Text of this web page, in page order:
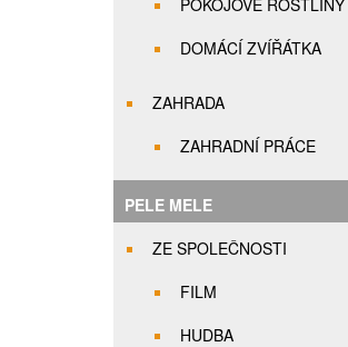
POKOJOVÉ ROSTLINY
DOMÁCÍ ZVÍŘÁTKA
ZAHRADA
ZAHRADNÍ PRÁCE
PELE MELE
ZE SPOLEČNOSTI
FILM
HUDBA